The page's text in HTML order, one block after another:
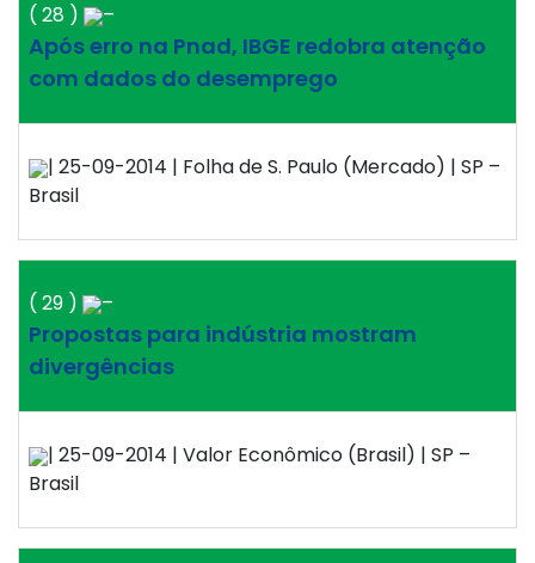
( 28 ) –
Após erro na Pnad, IBGE redobra atenção
com dados do desemprego
| 25-09-2014 | Folha de S. Paulo (Mercado) | SP –
Brasil
( 29 ) –
Propostas para indústria mostram
divergências
| 25-09-2014 | Valor Econômico (Brasil) | SP –
Brasil